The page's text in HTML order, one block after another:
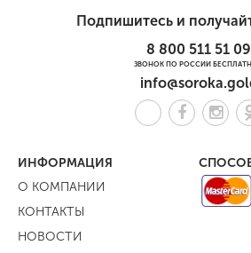
Подпишитесь и
8 800 511 51 09
ЗВОНОК ПО РОССИИ
ИНФОРМАЦИЯ
О КОМПАНИИ
КОНТАКТЫ
НОВОСТИ